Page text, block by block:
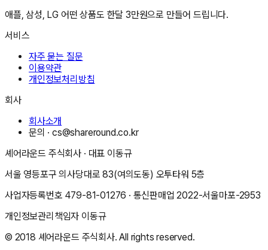
애플, 삼성, LG 어떤 상품도 한달 3만원으로 만들어 드립니다.
서비스
자주 묻는 질문
이용약관
개인정보처리방침
회사
회사소개
문의 ·cs@shareround.co.kr
셰어라운드 주식회사 · 대표 이동규
서울 영등포구 의사당대로 83(여의도동) 오투타워 5층
사업자등록번호 479-81-01276 · 통신판매업2022-서울마포-2953
개인정보관리책임자 이동규
© 2018 셰어라운드 주식회사. All rights reserved.